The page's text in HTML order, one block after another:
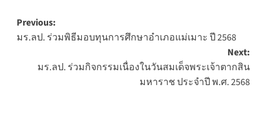
Post
navigation
Previous:
มร.ลป. ร่วมพิธีมอบทุนการศึกษาอำเภอแม่เมาะ ปี 2568
Next:
มร.ลป. ร่วมกิจกรรมเนื่องในวันสมเด็จพระเจ้าตากสิน
มหาราช ประจำปี พ.ศ. 2568